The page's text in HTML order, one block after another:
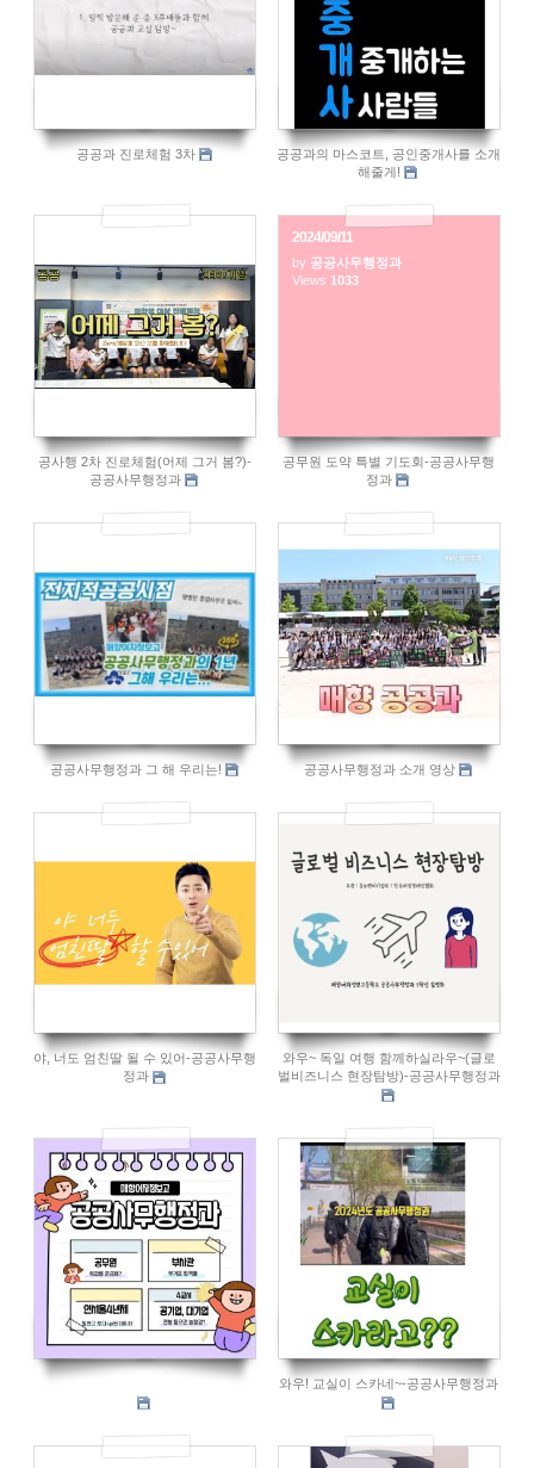
공공과 진로체험 3차
공공과의 마스코트, 공인중개사를 소개
해줄게!
935
공사행 2차 진로체험(어제 그거 봄?)-
공공사무행정과
2024/09/11
by 공공사무행정과
Views 1033
공무원 도약 특별 기도회-공공사무행
정과
957
공공사무행정과 그 해 우리는!
2050
공공사무행정과 소개 영상
야, 너도 엄친딸 될 수 있어-공공사무행
정과
919
와우~ 독일 여행 함께하실라우~(글로
벌비즈니스 현장탐방)-공공사무행정과
1265 926
와우! 교실이 스카네~-공공사무행정과